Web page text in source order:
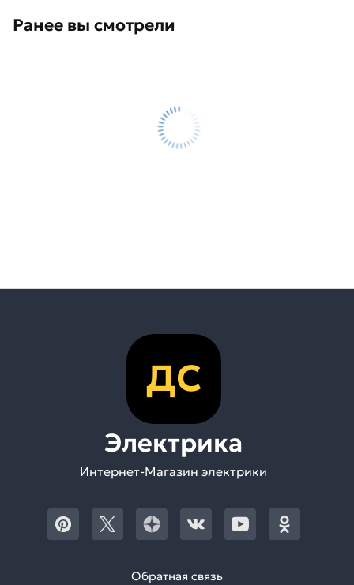
Ранее вы смотрели
ДС
Электрика
Интернет-Магазин электрики
Обратная связь